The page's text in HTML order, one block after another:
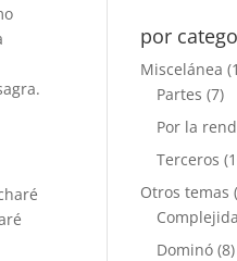
por
Miscelánea
Partes (7)
Por la
Terceros
Otros temas
Dominó (8)